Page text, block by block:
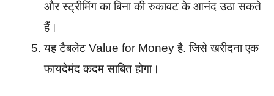
और स्ट्रीमिंग का बिना की रुकावट के आनंद उठा सकते
हैं।
यह टैबलेट Value for Money है. जिसे खरीदना एक
फायदेमंद कदम साबित होगा।